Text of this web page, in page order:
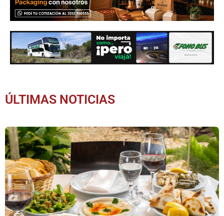
ÚLTIMAS NOTICIAS